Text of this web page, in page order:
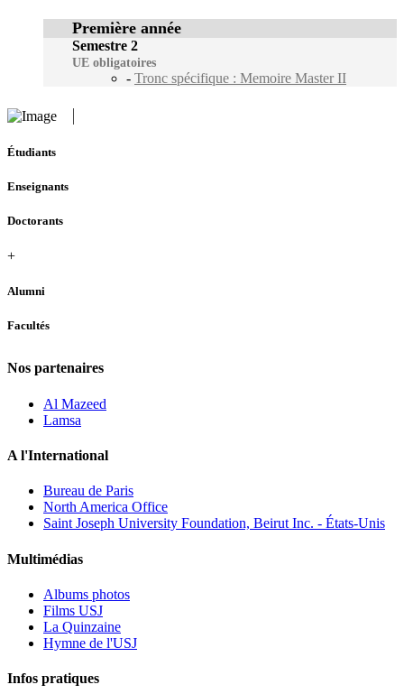
Première année
Semestre 2
UE obligatoires
- Tronc spécifique : Memoire Master II
Étudiants
Enseignants
Doctorants
+
Alumni
Facultés
Nos partenaires
Al Mazeed
Lamsa
A l'International
Bureau de Paris
North America Office
Saint Joseph University Foundation, Beirut Inc. - États-Unis
Multimédias
Albums photos
Films USJ
La Quinzaine
Hymne de l'USJ
Infos pratiques